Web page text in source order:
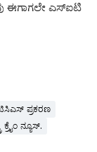
ಈಗಾಗಲೇ ಎಸ್‌ಐಟಿ
ಪ್ರಕರಣ
ನ್ಯೂಸ್.